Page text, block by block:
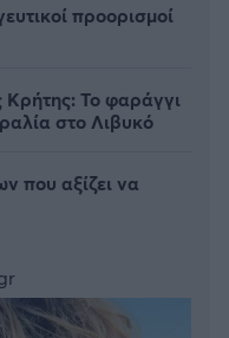
προορισμοί
Κρήτης: Το φαράγγι
στο Λιβυκό
που αξίζει να